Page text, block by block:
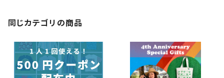
同じカテゴリの商品